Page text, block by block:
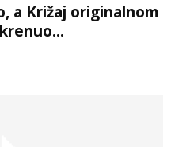
a Križaj originalnom